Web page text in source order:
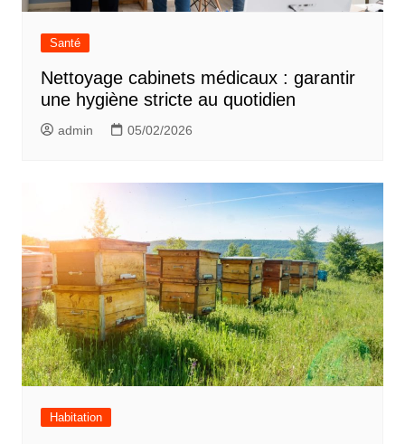
Santé
Nettoyage cabinets médicaux : garantir
une hygiène stricte au quotidien
admin 05/02/2026
Habitation